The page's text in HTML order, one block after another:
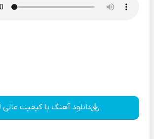
دانلود آهنگ با کیفیت عالی 320